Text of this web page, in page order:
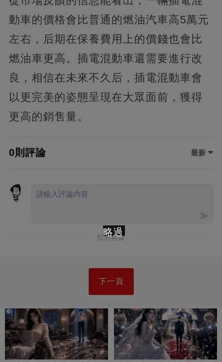
動車的價格會比普通的燃油汽車高5萬元
左右，后期在保養費用上的價錢也會比
燃油車更高。插電混動車還需要進行改
良，相信在未來不久后，插電混動車會
以更完美的姿態呈現在大眾面前，獲得
更高的銷售量。
0則評論 最新
暫無數據
下一頁
略過